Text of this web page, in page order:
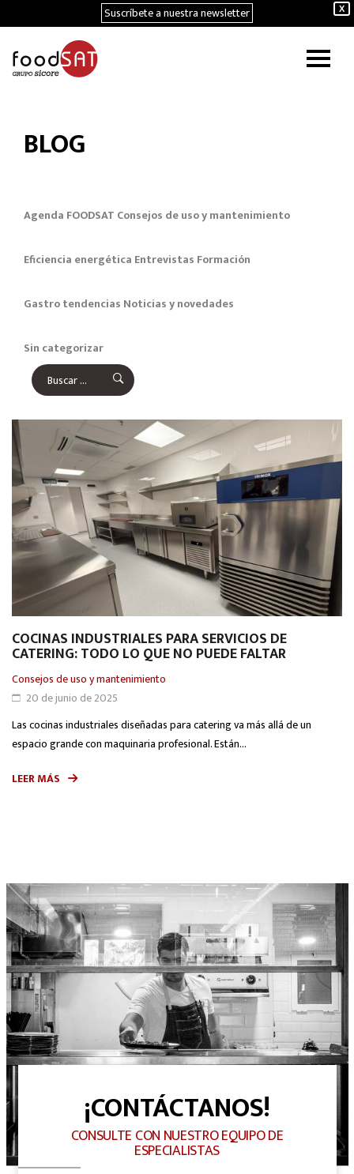
X
Suscríbete a nuestra newsletter
BLOG
Agenda FOODSAT Consejos de uso y mantenimiento
Eficiencia energética Entrevistas Formación
Gastro tendencias Noticias y novedades
Sin categorizar
COCINAS INDUSTRIALES PARA SERVICIOS DE
CATERING: TODO LO QUE NO PUEDE FALTAR
Consejos de uso y mantenimiento
20 de junio de 2025
Las cocinas industriales diseñadas para catering va más allá de un
espacio grande con maquinaria profesional. Están...
LEER MÁS
¡CONTÁCTANOS!
CONSULTE CON NUESTRO EQUIPO DE
ESPECIALISTAS